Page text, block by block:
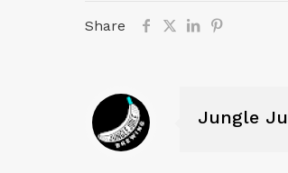
Share
Jungle